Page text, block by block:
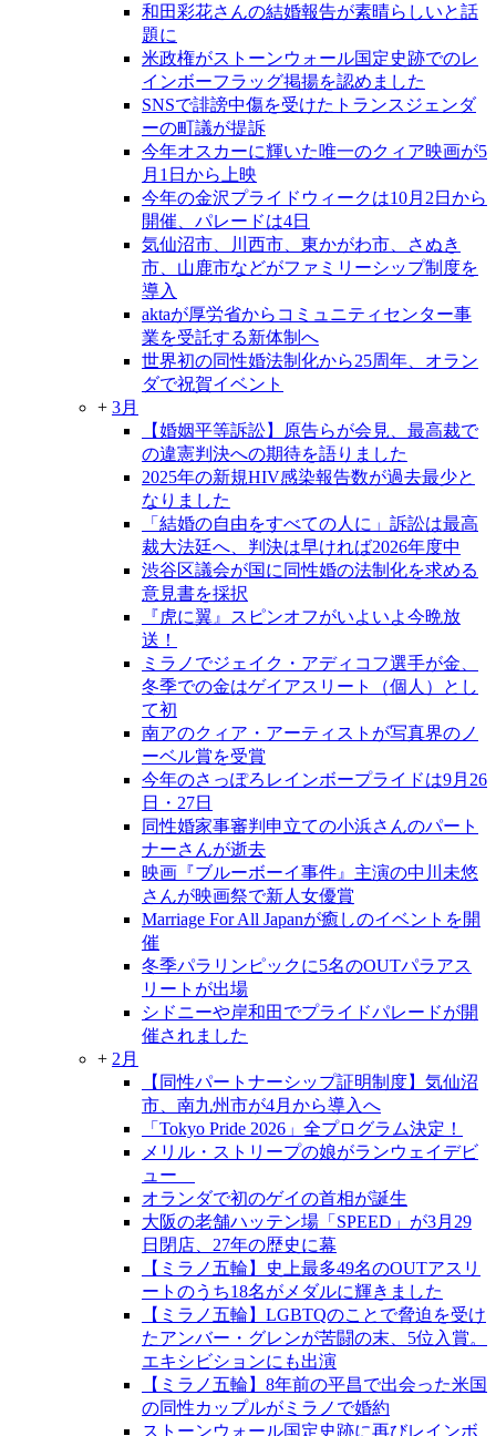
和田彩花さんの結婚報告が素晴らしいと話
題に
米政権がストーンウォール国定史跡でのレ
インボーフラッグ掲揚を認めました
SNSで誹謗中傷を受けたトランスジェンダ
ーの町議が提訴
今年オスカーに輝いた唯一のクィア映画が5
月1日から上映
今年の金沢プライドウィークは10月2日から
開催、パレードは4日
気仙沼市、川西市、東かがわ市、さぬき
市、山鹿市などがファミリーシップ制度を
導入
aktaが厚労省からコミュニティセンター事
業を受託する新体制へ
世界初の同性婚法制化から25周年、オラン
ダで祝賀イベント
+ 3月
【婚姻平等訴訟】原告らが会見、最高裁で
の違憲判決への期待を語りました
2025年の新規HIV感染報告数が過去最少と
なりました
「結婚の自由をすべての人に」訴訟は最高
裁大法廷へ、判決は早ければ2026年度中
渋谷区議会が国に同性婚の法制化を求める
意見書を採択
『虎に翼』スピンオフがいよいよ今晩放
送！
ミラノでジェイク・アディコフ選手が金、
冬季での金はゲイアスリート（個人）とし
て初
南アのクィア・アーティストが写真界のノ
ーベル賞を受賞
今年のさっぽろレインボープライドは9月26
日・27日
同性婚家事審判申立ての小浜さんのパート
ナーさんが逝去
映画『ブルーボーイ事件』主演の中川未悠
さんが映画祭で新人女優賞
Marriage For All Japanが癒しのイベントを開
催
冬季パラリンピックに5名のOUTパラアス
リートが出場
シドニーや岸和田でプライドパレードが開
催されました
+ 2月
【同性パートナーシップ証明制度】気仙沼
市、南九州市が4月から導入へ
「Tokyo Pride 2026」全プログラム決定！
メリル・ストリープの娘がランウェイデビ
ュー
オランダで初のゲイの首相が誕生
大阪の老舗ハッテン場「SPEED」が3月29
日閉店、27年の歴史に幕
【ミラノ五輪】史上最多49名のOUTアスリ
ートのうち18名がメダルに輝きました
【ミラノ五輪】LGBTQのことで脅迫を受け
たアンバー・グレンが苦闘の末、5位入賞。
エキシビションにも出演
【ミラノ五輪】8年前の平昌で出会った米国
の同性カップルがミラノで婚約
ストーンウォール国定史跡に再びレインボ